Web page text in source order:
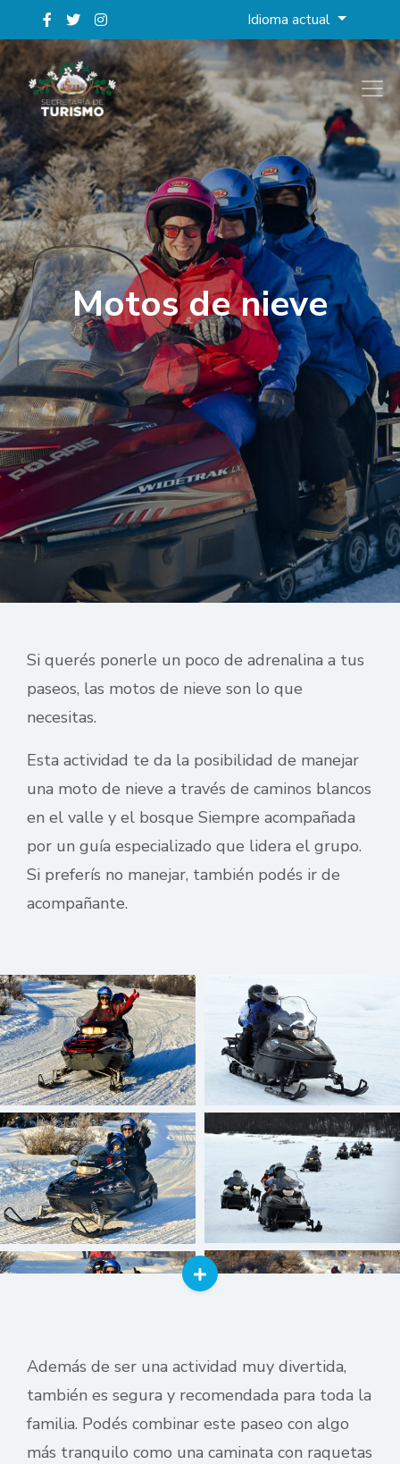
Idioma actual
Motos de nieve
Si querés ponerle un poco de adrenalina a tus
paseos, las motos de nieve son lo que
necesitas.
Esta actividad te da la posibilidad de manejar
una moto de nieve a través de caminos blancos
en el valle y el bosque Siempre acompañada
por un guía especializado que lidera el grupo.
Si preferís no manejar, también podés ir de
acompañante.
Además de ser una actividad muy divertida,
también es segura y recomendada para toda la
familia. Podés combinar este paseo con algo
más tranquilo como una caminata con raquetas